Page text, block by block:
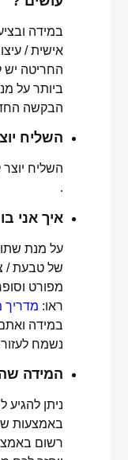
במידה
אישית /
החריטה יש
ביותר על
הבקשה
השליח
השליח
.
איך אני
על מנת
של טבעת /
מפורט
ראו: מדריך
במידה
נשמח
המידה
ניתן להגיע
באמצעות
רשום